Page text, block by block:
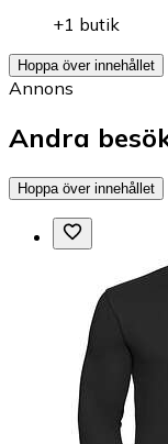
+1 butik
Hoppa över innehållet
Annons
Andra
Hoppa över innehållet